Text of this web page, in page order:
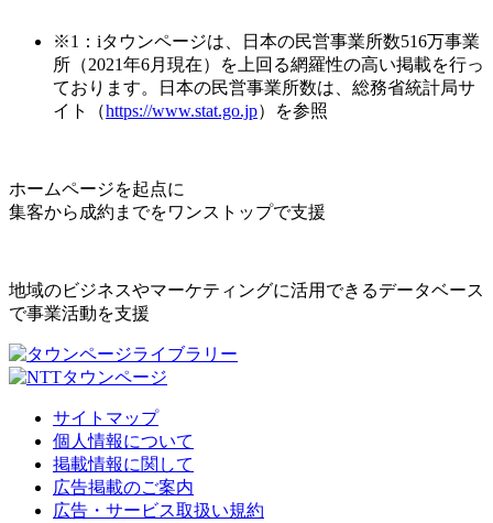
※1：iタウンページは、日本の民営事業所数516万事業
所（2021年6月現在）を上回る網羅性の高い掲載を行っ
ております。日本の民営事業所数は、総務省統計局サ
イト（https://www.stat.go.jp）を参照
ホームページを起点に
集客から成約までをワンストップで支援
地域のビジネスやマーケティングに活用できるデータベース
で事業活動を支援
サイトマップ
個人情報について
掲載情報に関して
広告掲載のご案内
広告・サービス取扱い規約